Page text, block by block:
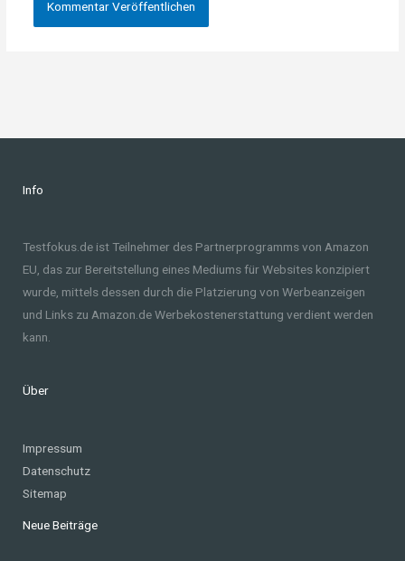
Info
Testfokus.de ist Teilnehmer des Partnerprogramms von Amazon
EU, das zur Bereitstellung eines Mediums für Websites konzipiert
wurde, mittels dessen durch die Platzierung von Werbeanzeigen
und Links zu Amazon.de Werbekostenerstattung verdient werden
kann.
Über
Impressum
Datenschutz
Sitemap
Neue Beiträge